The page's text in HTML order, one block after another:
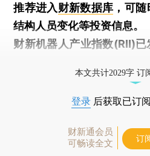
推荐进入财新数据库 ，可
结构人员变化等投资信息。
财新机器人产业指数(RII)已
本文共计2029字 订
登录 后获取已订
财新通会员
可畅读全文
订